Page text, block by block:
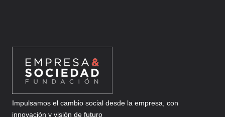
Impulsamos el cambio social desde la empresa, con
innovación y visión de futuro